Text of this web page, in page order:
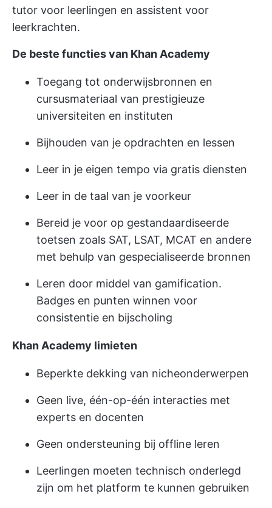
tutor voor leerlingen en assistent voor
leerkrachten.
De beste functies van Khan Academy
Toegang tot onderwijsbronnen en
cursusmateriaal van prestigieuze
universiteiten en instituten
Bijhouden van je opdrachten en lessen
Leer in je eigen tempo via gratis diensten
Leer in de taal van je voorkeur
Bereid je voor op gestandaardiseerde
toetsen zoals SAT, LSAT, MCAT en andere
met behulp van gespecialiseerde bronnen
Leren door middel van gamification.
Badges en punten winnen voor
consistentie en bijscholing
Khan Academy limieten
Beperkte dekking van nicheonderwerpen
Geen live, één-op-één interacties met
experts en docenten
Geen ondersteuning bij offline leren
Leerlingen moeten technisch onderlegd
zijn om het platform te kunnen gebruiken